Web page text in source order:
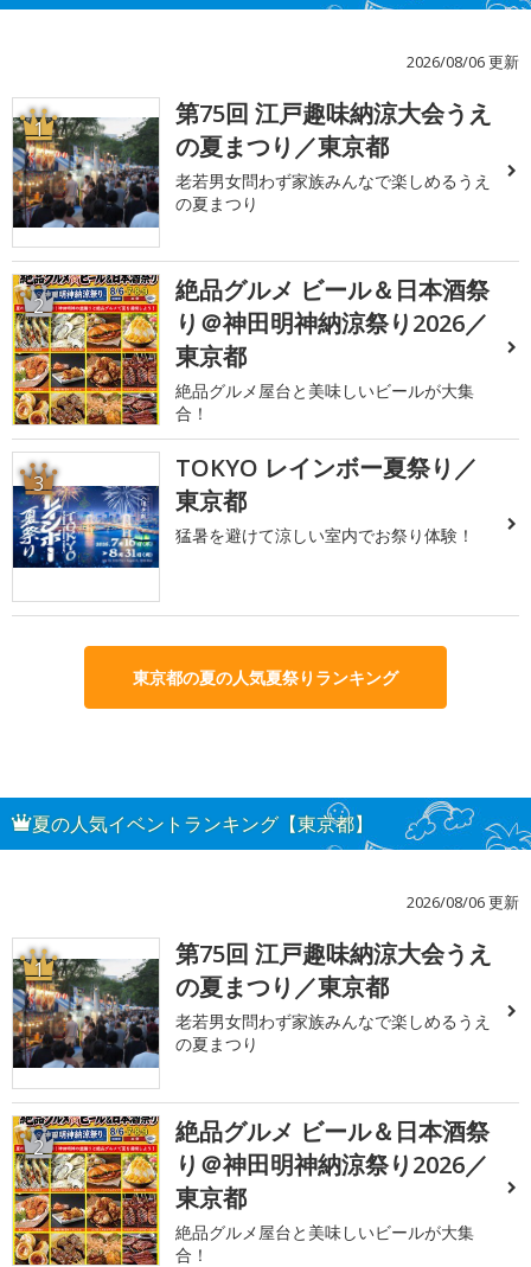
2026/08/06 更新
1
第75回 江戸趣味納涼大会うえ
の夏まつり／東京都
老若男女問わず家族みんなで楽しめるうえ
の夏まつり
2
絶品グルメ ビール＆日本酒祭
り＠神田明神納涼祭り2026／
東京都
絶品グルメ屋台と美味しいビールが大集
合！
3
TOKYO レインボー夏祭り／
東京都
猛暑を避けて涼しい室内でお祭り体験！
東京都の夏の人気夏祭りランキング
夏の人気イベントランキング【東京都】
2026/08/06 更新
1
第75回 江戸趣味納涼大会うえ
の夏まつり／東京都
老若男女問わず家族みんなで楽しめるうえ
の夏まつり
2
絶品グルメ ビール＆日本酒祭
り＠神田明神納涼祭り2026／
東京都
絶品グルメ屋台と美味しいビールが大集
合！